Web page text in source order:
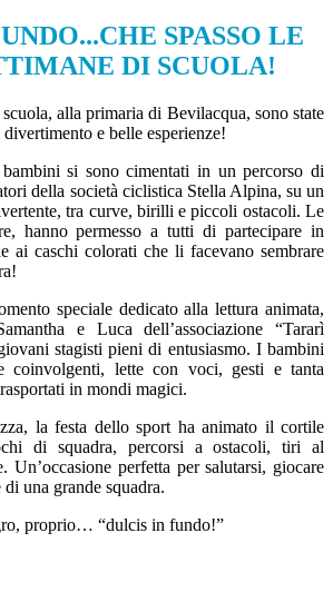
SPASSO LE
DI SCUOLA!
alla primaria di Bevilacqua, sono state
e belle esperienze!
si sono cimentati in un percorso di
della società ciclistica Stella Alpina, su un
tra curve, birilli e piccoli ostacoli. Le
hanno permesso a tutti di partecipare in
ai caschi colorati che li facevano sembrare
speciale dedicato alla lettura animata,
e Luca dell’associazione “Tararì
stagisti pieni di entusiasmo. I bambini
coinvolgenti, lette con voci, gesti e tanta
in mondi magici.
la festa dello sport ha animato il cortile
di squadra, percorsi a ostacoli, tiri al
Un’occasione perfetta per salutarsi, giocare
una grande squadra.
proprio… “dulcis in fundo!”